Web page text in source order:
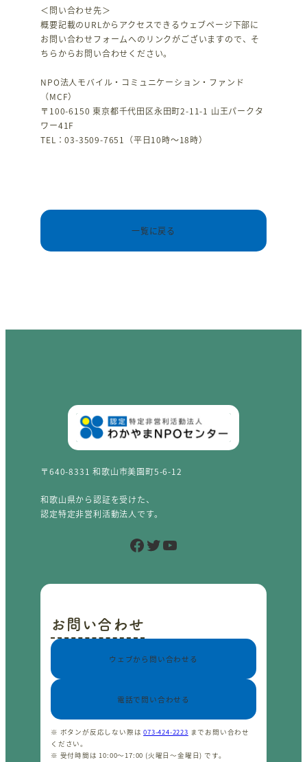
＜問い合わせ先＞
概要記載のURLからアクセスできるウェブページ下部に
お問い合わせフォームへのリンクがございますので、そ
ちらからお問い合わせください。
NPO法人モバイル・コミュニケーション・ファンド
（MCF）
〒100-6150 東京都千代田区永田町2-11-1 山王パークタ
ワー41F
TEL：03-3509-7651（平日10時～18時）
一覧に戻る
〒640-8331 和歌山市美園町5-6-12
和歌山県から認証を受けた、
認定特定非営利活動法人です。
Facebook Twitter YouTube
お問い合わせ
ウェブから問い合わせる
電話で問い合わせる
※ ボタンが反応しない際は073-424-2223 までお問い合わせ
ください。
※ 受付時間は 10:00〜17:00 (火曜日〜金曜日) です。